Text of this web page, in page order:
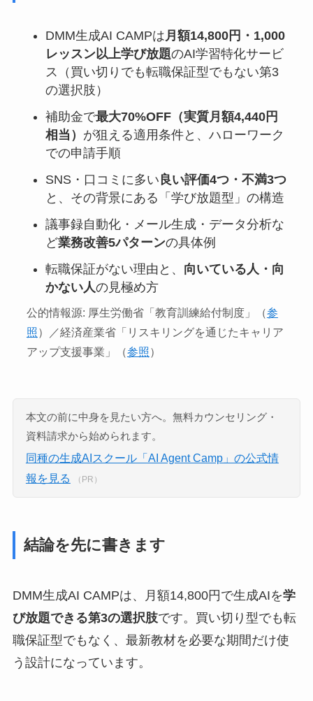
DMM生成AI CAMPは月額14,800円・1,000
レッスン以上学び放題のAI学習特化サービ
ス（買い切りでも転職保証型でもない第3
の選択肢）
補助金で最大70%OFF（実質月額4,440円
相当） が狙える適用条件と、ハローワーク
での申請手順
SNS・口コミに多い 良い評価4つ・不満3つ
と、その背景にある「学び放題型」の構造
議事録自動化・メール生成・データ分析な
ど業務改善5パターンの具体例
転職保証がない理由と、 向いている人・向
かない人の見極め方
公的情報源: 厚生労働省「教育訓練給付制度」（参
照）／経済産業省「リスキリングを通じたキャリア
アップ支援事業」（参照）
本文の前に中身を見たい方へ。無料カウンセリング・
資料請求から始められます。
同種の生成AIスクール「AI Agent Camp」の公式情
報を見る
（PR）
結論を先に書きます
DMM生成AI CAMPは、月額14,800円で生成AIを学
び放題できる第3の選択肢です。買い切り型でも転
職保証型でもなく、最新教材を必要な期間だけ使
う設計になっています。